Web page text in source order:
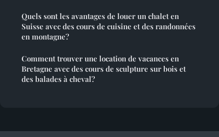
Quels sont les avantages de louer un chalet en
Suisse avec des cours de cuisine et des randonnées
en montagne?
Comment trouver une location de vacances en
Bretagne avec des cours de sculpture sur bois et
des balades à cheval?